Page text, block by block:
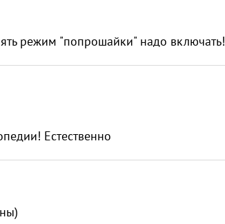
режим "попрошайки" надо включать!
Естественно